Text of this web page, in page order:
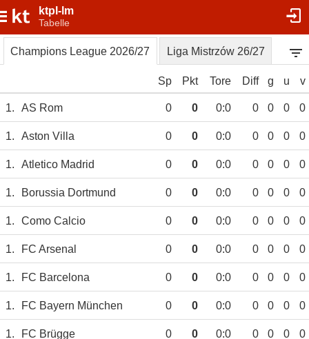
ktpl-lm
Tabelle
Champions League 2026/27 Liga Mistrzów 26/27
Sp Pkt Tore Diff g u v
1. AS Rom 0 0 0:0 0 0 0 0
1. Aston Villa 0 0 0:0 0 0 0 0
1. Atletico Madrid 0 0 0:0 0 0 0 0
1. Borussia Dortmund 0 0 0:0 0 0 0 0
1. Como Calcio 0 0 0:0 0 0 0 0
1. FC Arsenal 0 0 0:0 0 0 0 0
1. FC Barcelona 0 0 0:0 0 0 0 0
1. FC Bayern München 0 0 0:0 0 0 0 0
1. FC Brügge 0 0 0:0 0 0 0 0